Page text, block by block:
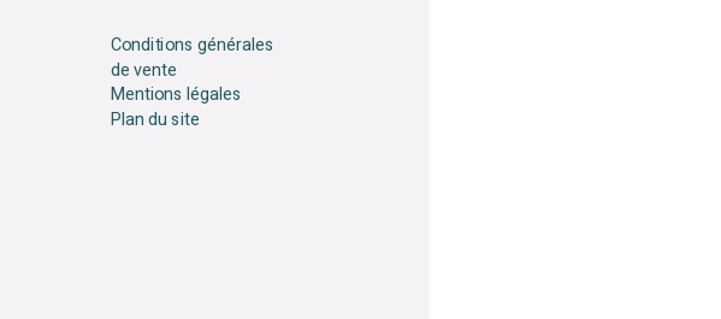
Conditions générales
de vente
Mentions légales
Plan du site